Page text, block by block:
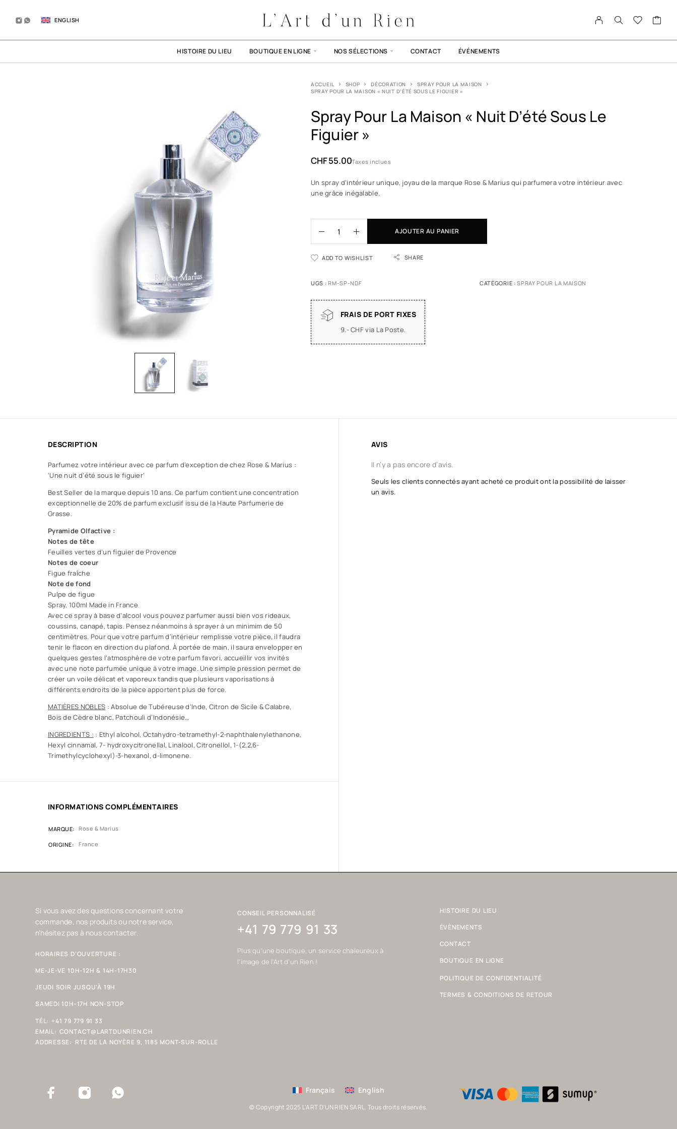
ENGLISH
HISTOIRE DU LIEU BOUTIQUE EN LIGNE NOS SÉLECTIONS CONTACT ÉVÉNEMENTS
ACCUEIL SHOP DÉCORATION
SPRAY POUR LA MAISON
SPRAY POUR LA MAISON « NUIT D’ÉTÉ SOUS LE FIGUIER »
Spray Pour La Maison « Nuit D’été Sous Le
Figuier »
CHF55.00Taxes inclues
Un spray d’intérieur unique, joyau de la marque Rose & Marius qui parfumera votre intérieur avec
une grâce inégalable.
AJOUTER AU PANIER
ADD TO WISHLIST SHARE
UGS :RM-SP-NDF CATÉGORIE :SPRAY POUR LA MAISON
FRAIS DE PORT FIXES
9.- CHF via La Poste.
DESCRIPTION
Parfumez votre intérieur avec ce parfum d’exception de chez Rose & Marius :
‘Une nuit d’été sous le figuier’
Best Seller de la marque depuis 10 ans. Ce parfum contient une concentration
exceptionnelle de 20% de parfum exclusif issu de la Haute Parfumerie de
Grasse.
Pyramide Olfactive :
Notes de tête
Feuilles vertes d’un figuier de Provence
Notes de coeur
Figue fraîche
Note de fond
Pulpe de figue
Spray, 100ml Made in France
Avec ce spray à base d’alcool vous pouvez parfumer aussi bien vos rideaux,
coussins, canapé, tapis. Pensez néanmoins à sprayer à un minimim de 50
centimètres. Pour que votre parfum d’intérieur remplisse votre pièce, il faudra
tenir le flacon en direction du plafond. À portée de main, il saura envelopper en
quelques gestes l’atmosphère de votre parfum favori, accueillir vos invités
avec une note parfumée unique à votre image. Une simple pression permet de
créer un voile délicat et vaporeux tandis que plusieurs vaporisations à
différents endroits de la pièce apportent plus de force.
MATIÈRES NOBLES : Absolue de Tubéreuse d’Inde, Citron de Sicile & Calabre,
Bois de Cèdre blanc, Patchouli d’Indonésie…
INGREDIENTS : : Ethyl alcohol, Octahydro-tetramethyl-2-naphthalenylethanone,
Hexyl cinnamal, 7- hydroxycitronellal, Linalool, Citronellol, 1-(2,2,6-
Trimethylcyclohexyl)-3-hexanol, d-limonene.
INFORMATIONS COMPLÉMENTAIRES
MARQUE Rose & Marius
ORIGINE France
AVIS
Il n’y a pas encore d’avis.
Seuls les clients connectés ayant acheté ce produit ont la possibilité de laisser
un avis.
Si vous avez des questions concernant votre
commande, nos produits ou notre service,
n'hésitez pas à nous contacter.
HORAIRES D'OUVERTURE :
ME-JE-VE 10H-12H & 14H-17H30
JEUDI SOIR JUSQU’À 19H
SAMEDI 10H-17H NON-STOP
TÉL: +41 79 779 91 33
EMAIL: CONTACT@LARTDUNRIEN.CH
ADDRESSE: RTE DE LA NOYÈRE 9, 1185 MONT-SUR-ROLLE
CONSEIL PERSONNALISÉ
+41 79 779 91 33
Plus qu'une boutique, un service chaleureux à
l'image de l'Art d'un Rien !
HISTOIRE DU LIEU
ÉVÈNEMENTS
CONTACT
BOUTIQUE EN LIGNE
POLITIQUE DE CONFIDENTIALITÉ
TERMES & CONDITIONS DE RETOUR
Français English
© Copyright 2025 L'ART D'UN RIEN SARL. Tous droits réservés.